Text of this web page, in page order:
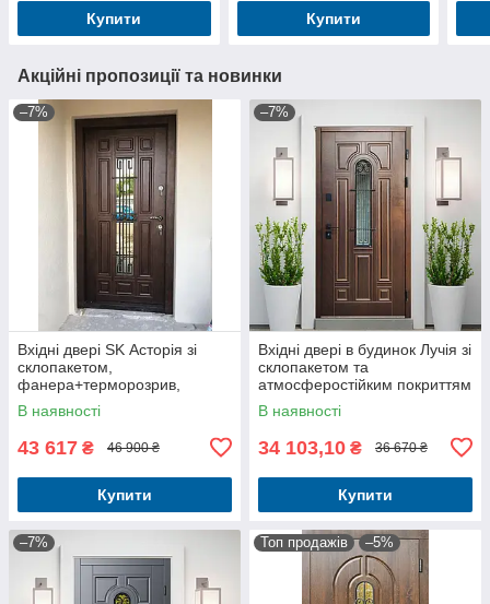
Купити Купити
Акційні пропозиції та новинки
–7%
Вхідні двері SK Асторія зі
склопакетом,
фанера+терморозрив,
вуличні комплектація Аляска
В наявності
43 617 ₴ 46 900 ₴
Купити
–7%
Вхідні двері в будинок Лучія зі
склопакетом та
атмосферостійким покриттям
ArWood
В наявності
34 103,10 ₴ 36 670 ₴
Купити
–7% Топ продажів –5%